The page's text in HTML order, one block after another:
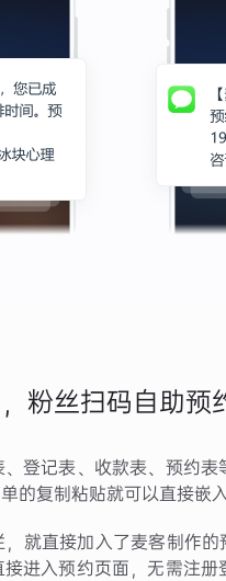
粉丝扫码自助预
登记表、收款表、预约
的复制粘贴就可以直接嵌
，就直接加入了麦客制作
进入预约页面，无需注册